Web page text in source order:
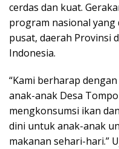
cerdas dan kuat.
program nasional
pusat, daerah Provinsi
Indonesia.
“Kami berharap
anak-anak Desa
mengkonsumsi ikan
dini untuk anak-anak
makanan sehari-hari.”